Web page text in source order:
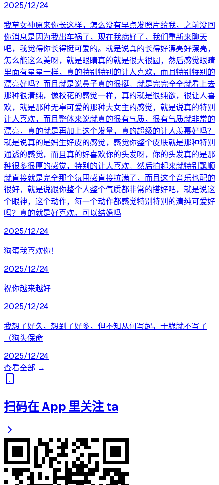
2025/12/24
我草女神原来你长这样，怎么没有早点发照片给我，之前没回
你消息是因为我出车祸了，现在我病好了，我们重新来聊天
吧，我觉得你长得挺可爱的。就是说真的长得好漂亮好漂亮，
怎么能这么美呀，就是眼睛真的就是很大很圆，然后感觉眼睛
里面有星星一样，真的特别特别的让人喜欢，而且特别特别的
漂亮好吗？而且就是说鼻子真的很挺，就是完完全全就看上去
那种很清纯，像校花的感觉一样，真的就是很纯欲，很让人喜
欢，就是那种无辜可爱的那种大女主的感觉，就是说真的特别
让人喜欢，而且整体来说就真的很有气质，很有气质就非常的
漂亮，真的就是再加上这个发量，真的超级的让人羡慕好吗？
就是说真的是妈生好皮的感觉，感觉你整个皮肤就是那种特别
通透的感觉，而且真的好喜欢你的头发呀，你的头发真的是那
种很多很厚的感觉，特别的让人喜欢，然后拍起来就特别飘顺
就直接就是完全那个氛围感直接拉满了，而且这个音乐也配的
很好，就是说跟你整个人整个气质都非常的搭好吧，就是说这
个眼神，这个动作，每一个动作都感觉特别特别的清纯可爱好
吗？真的就是好喜欢。可以结婚吗
2025/12/24
狗蛋我喜欢你！
2025/12/24
祝你越来越好
2025/12/24
我想了好久，想到了好多，但不知从何写起，干脆就不写了
（狗头保命
2025/12/24
查看全部 →
扫码在 App 里关注 ta